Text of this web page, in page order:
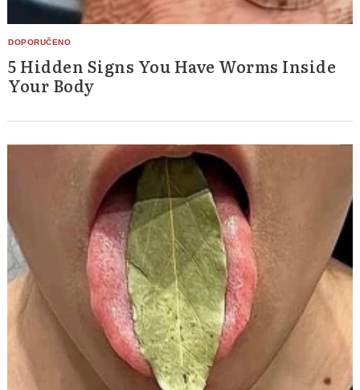
5 Hidden Signs You Have Worms Inside
Your Body